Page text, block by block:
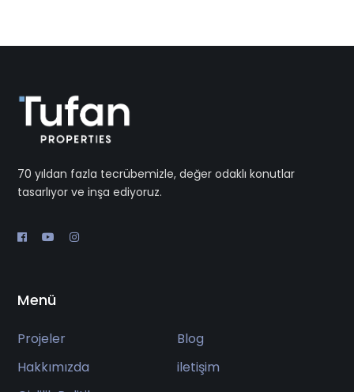
70 yıldan fazla tecrübemizle, değer odaklı konutlar
tasarlıyor ve inşa ediyoruz.
Menü
Projeler
Blog
Hakkımızda
iletişim